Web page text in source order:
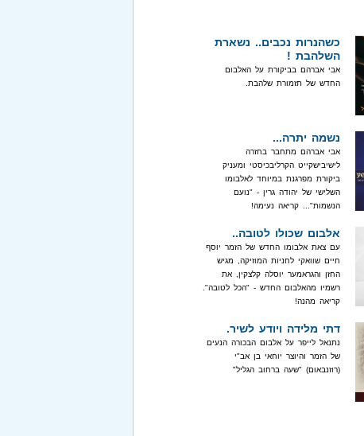
כשהנרות נכבים.. נשארת
השלהבת !
אבי אברהם בביקורת על האלבום
החדש של תזמורת שלהבת.
נשמה יתרה...
אבי אברהם מתחבר בחזרה
לישיבישקייט הקרליבכיסטי ומעניק
ביקורת מפרגנת במיוחד לאלבומו
השלישי של יהודה גרין - "נועם
הנשמות"... קריאה נעימה!
אלבום שכולו לטובה..
עם צאת אלבומו החדש של הזמר יוסף
חיים שוואקי לחניות המוזיקה, מגיש
החזן והגראמער יוסלה קלצקין, את
רשמיו מהאלבום החדש - "הכל לטובה".
קריאה מהנה!
דתי מלידה ויודע לשיר.
נתנאל לייפר על אלבום הבכורה הנעים
של הזמר והיוצר יוחאי בן אב"י
(רוזנבאום) "שעה ברחוב הגליל"